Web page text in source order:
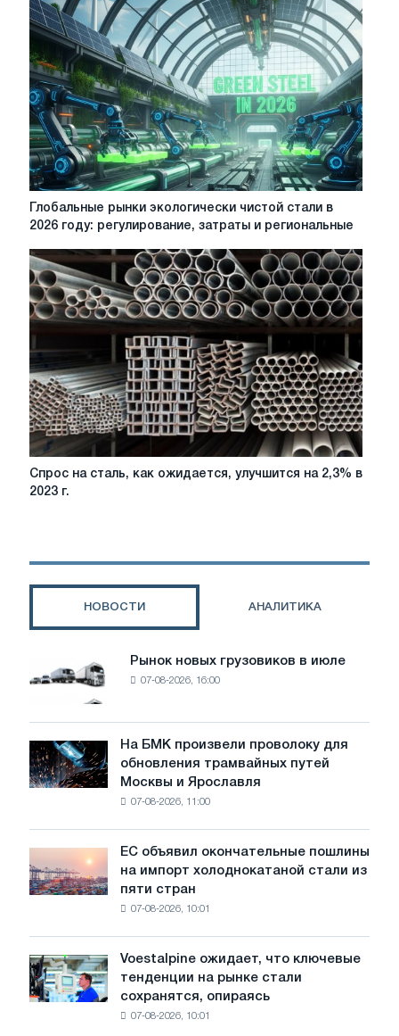
по
защите
стали
Глобальные
рынки
чистой
стали
в
2026
регулирование,
затраты
и
региональные
различия
Глобальные рынки экологически чистой стали в
2026 году: регулирование, затраты и региональные
Спрос
на
улучшится
2023
Спрос на сталь, как ожидается, улучшится на 2,3% в
2023 г.
НОВОСТИ АНАЛИТИКА
Рынок
новых
грузовиков
в
июле
Рынок новых грузовиков в июле
07-08-2026, 16:00
На
БМК
произвели
трамвайных
путей
Москвы
Ярославля
На БМК произвели проволоку для
обновления трамвайных путей
Москвы и Ярославля
07-08-2026, 11:00
объявил
окончательные
холоднокатаной
стали
из
ЕС объявил окончательные пошлины
на импорт холоднокатаной стали из
пяти стран
07-08-2026, 10:01
Voestalpine
ожидает,
что
Voestalpine ожидает, что ключевые
тенденции на рынке стали
сохранятся, опираясь
07-08-2026, 10:01